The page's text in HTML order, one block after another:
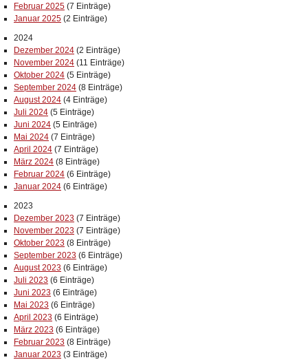
Februar 2025 (7 Einträge)
Januar 2025 (2 Einträge)
2024
Dezember 2024 (2 Einträge)
November 2024 (11 Einträge)
Oktober 2024 (5 Einträge)
September 2024 (8 Einträge)
August 2024 (4 Einträge)
Juli 2024 (5 Einträge)
Juni 2024 (5 Einträge)
Mai 2024 (7 Einträge)
April 2024 (7 Einträge)
März 2024 (8 Einträge)
Februar 2024 (6 Einträge)
Januar 2024 (6 Einträge)
2023
Dezember 2023 (7 Einträge)
November 2023 (7 Einträge)
Oktober 2023 (8 Einträge)
September 2023 (6 Einträge)
August 2023 (6 Einträge)
Juli 2023 (6 Einträge)
Juni 2023 (6 Einträge)
Mai 2023 (6 Einträge)
April 2023 (6 Einträge)
März 2023 (6 Einträge)
Februar 2023 (8 Einträge)
Januar 2023 (3 Einträge)